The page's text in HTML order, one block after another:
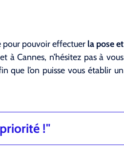
pour pouvoir effectuer la pose et
à Cannes, n’hésitez pas à vous
que l’on puisse vous établir un
!"